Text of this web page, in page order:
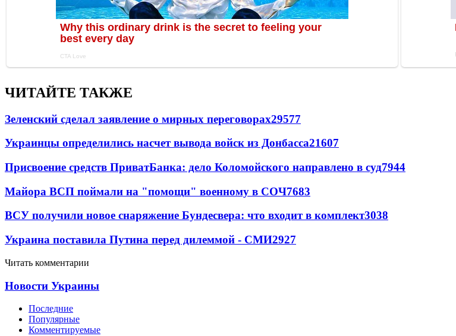
ЧИТАЙТЕ ТАКЖЕ
Зеленский сделал заявление о мирных переговорах29577
Украинцы определились насчет вывода войск из Донбасса21607
Присвоение средств ПриватБанка: дело Коломойского направлено в суд7944
Майора ВСП поймали на "помощи" военному в СОЧ7683
ВСУ получили новое снаряжение Бундесвера: что входит в комплект3038
Украина поставила Путина перед дилеммой - СМИ2927
Читать комментарии
Новости Украины
Последние
Популярные
Комментируемые